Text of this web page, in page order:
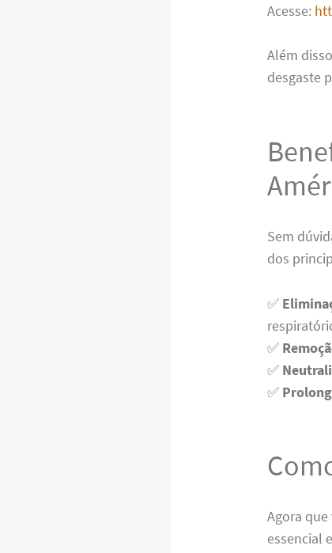
Acesse:
Além
desgaste
Sem
dos
✅
✅
✅
✅
Agora
essencial